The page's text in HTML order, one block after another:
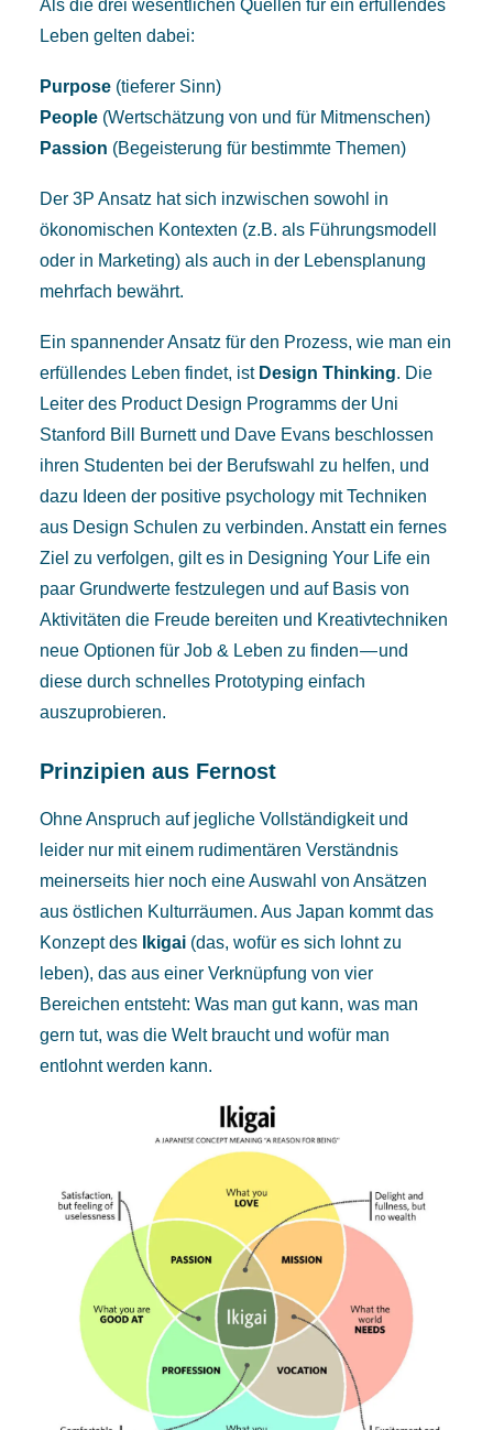
Als die drei wesentlichen Quellen für ein erfüllendes
Leben gelten dabei:
Purpose (tieferer Sinn)
People (Wertschätzung von und für Mitmenschen)
Passion (Begeisterung für bestimmte Themen)
Der 3P Ansatz hat sich inzwischen sowohl in
ökonomischen Kontexten (z.B. als Führungsmodell
oder in Marketing) als auch in der Lebensplanung
mehrfach bewährt.
Ein spannender Ansatz für den Prozess, wie man ein
erfüllendes Leben findet, ist Design Thinking. Die
Leiter des Product Design Programms der Uni
Stanford Bill Burnett und Dave Evans beschlossen
ihren Studenten bei der Berufswahl zu helfen, und
dazu Ideen der positive psychology mit Techniken
aus Design Schulen zu verbinden. Anstatt ein fernes
Ziel zu verfolgen, gilt es in Designing Your Life ein
paar Grundwerte festzulegen und auf Basis von
Aktivitäten die Freude bereiten und Kreativtechniken
neue Optionen für Job & Leben zu finden — und
diese durch schnelles Prototyping einfach
auszuprobieren.
Prinzipien aus Fernost
Ohne Anspruch auf jegliche Vollständigkeit und
leider nur mit einem rudimentären Verständnis
meinerseits hier noch eine Auswahl von Ansätzen
aus östlichen Kulturräumen. Aus Japan kommt das
Konzept des
Ikigai (das, wofür es sich lohnt zu
leben), das aus einer Verknüpfung von vier
Bereichen entsteht: Was man gut kann, was man
gern tut, was die Welt braucht und wofür man
entlohnt werden kann.